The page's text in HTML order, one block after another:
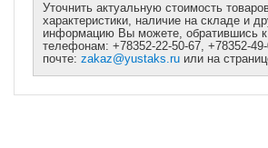
Уточнить актуальную стоимость
характеристики, наличие на складе и
информацию Вы можете, обратившись
телефонам: +78352-22-50-67, +78352-
почте:zakaz@yustaks.ru или на